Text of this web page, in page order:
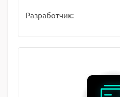
Разработчик: